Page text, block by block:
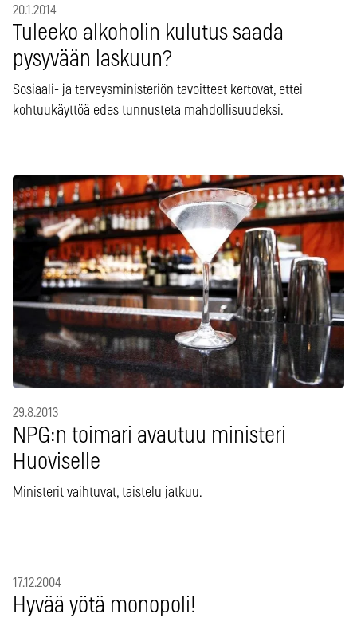
20.1.2014
Tuleeko alkoholin kulutus saada
pysyvään laskuun?
Sosiaali- ja terveysministeriön tavoitteet kertovat, ettei
kohtuukäyttöä edes tunnusteta mahdollisuudeksi.
29.8.2013
NPG:n toimari avautuu ministeri
Huoviselle
Ministerit vaihtuvat, taistelu jatkuu.
17.12.2004
Hyvää yötä monopoli!